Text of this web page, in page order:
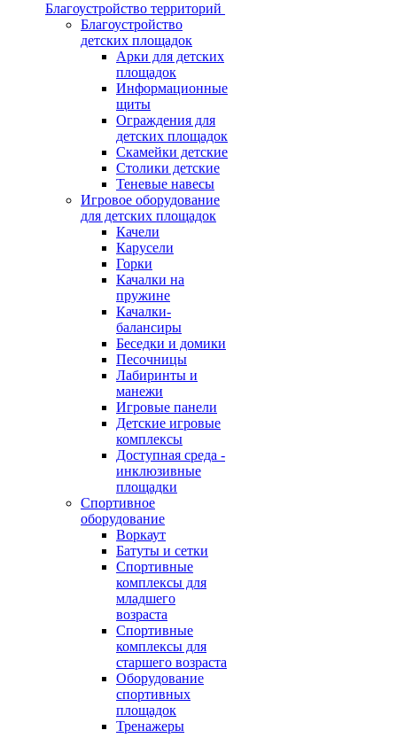
Благоустройство территорий
Благоустройство
детских площадок
Арки для детских
площадок
Информационные
щиты
Ограждения для
детских площадок
Скамейки детские
Столики детские
Теневые навесы
Игровое оборудование
для детских площадок
Качели
Карусели
Горки
Качалки на
пружине
Качалки-
балансиры
Беседки и домики
Песочницы
Лабиринты и
манежи
Игровые панели
Детские игровые
комплексы
Доступная среда -
инклюзивные
площадки
Спортивное
оборудование
Воркаут
Батуты и сетки
Спортивные
комплексы для
младшего
возраста
Спортивные
комплексы для
старшего возраста
Оборудование
спортивных
площадок
Тренажеры